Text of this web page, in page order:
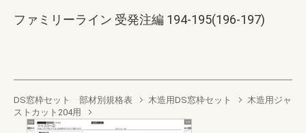
ファミリーライン 受発注編 194-195(196-197)
DS窓枠セット 部材別規格表 木造用DS窓枠セット
木造用ジャ
ストカット204用